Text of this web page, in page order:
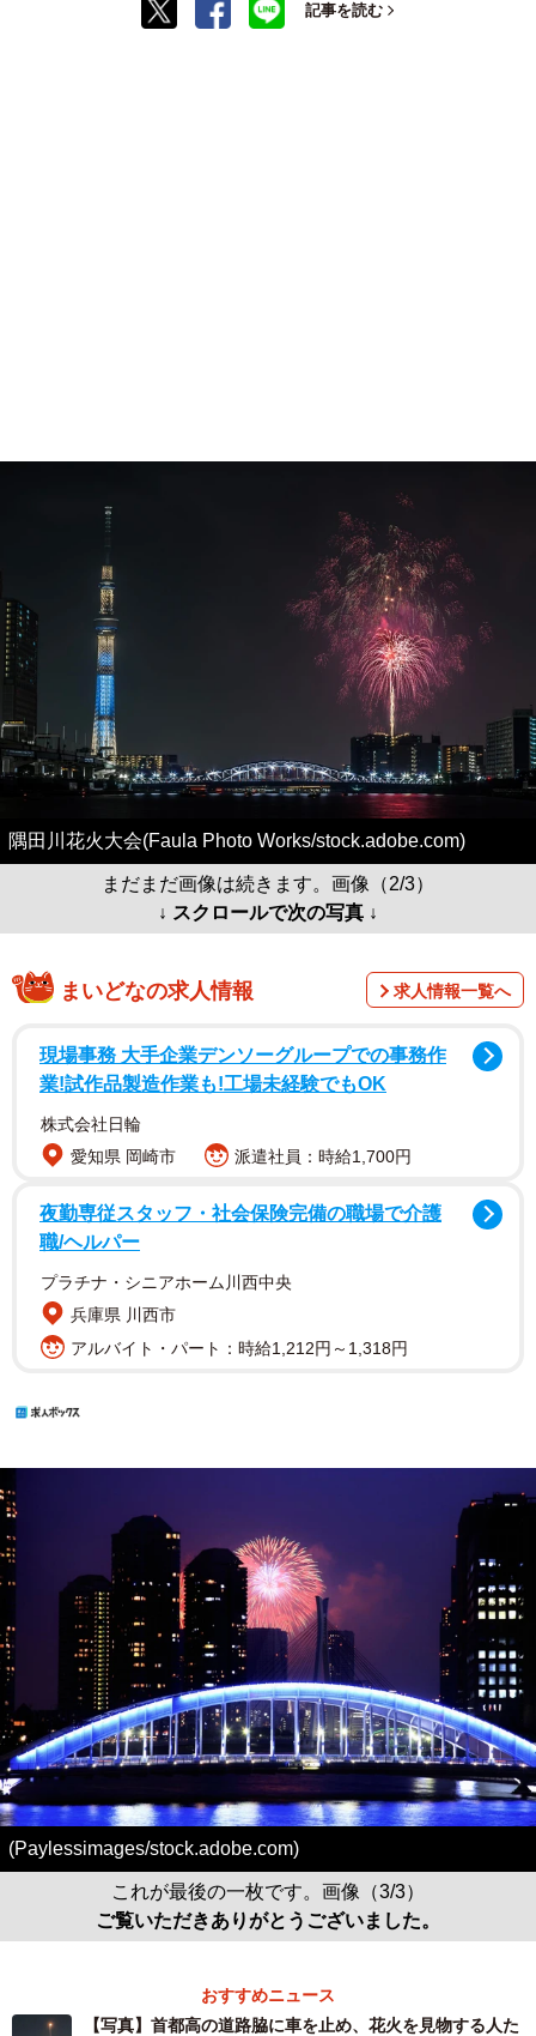
記事を読む
隅田川花火大会(Faula Photo Works/stock.adobe.com)
まだまだ画像は続きます。画像（2/3）
↓ スクロールで次の写真 ↓
まいどなの求人情報 求人情報一覧へ
現場事務 大手企業デンソーグループでの事務作
業!試作品製造作業も!工場未経験でもOK
株式会社日輪
愛知県 岡崎市
派遣社員：時給1,700円
夜勤専従スタッフ・社会保険完備の職場で介護
職/ヘルパー
プラチナ・シニアホーム川西中央
兵庫県 川西市
アルバイト・パート：時給1,212円～1,318円
(Paylessimages/stock.adobe.com)
これが最後の一枚です。画像（3/3）
ご覧いただきありがとうございました。
おすすめニュース
【写真】首都高の道路脇に車を止め、花火を見物する人た